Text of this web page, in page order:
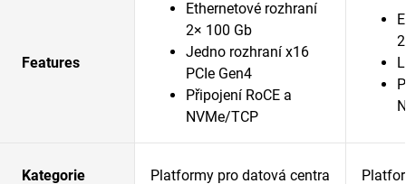
Features
Ethernetové rozhraní
2× 100 Gb
Jedno rozhraní x16
PCIe Gen4
Připojení RoCE a
NVMe/TCP
Kategorie Platformy pro datová centra